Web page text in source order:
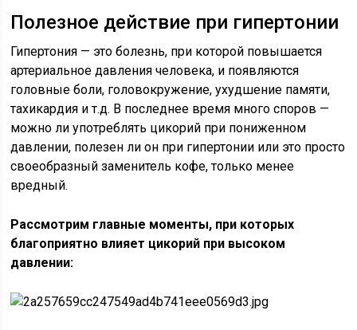
Полезное действие при гипертонии
Гипертония — это болезнь, при которой повышается
артериальное давления человека, и появляются
головные боли, головокружение, ухудшение памяти,
тахикардия и т.д. В последнее время много споров —
можно ли употреблять цикорий при пониженном
давлении, полезен ли он при гипертонии или это просто
своеобразный заменитель кофе, только менее
вредный.
Рассмотрим главные моменты, при которых
благоприятно влияет цикорий при высоком
давлении: